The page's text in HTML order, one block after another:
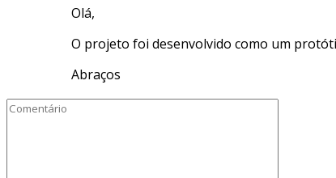
Olá,
O projeto foi desenvolvido como um
Abraços